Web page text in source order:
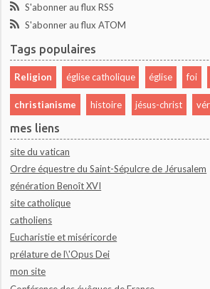
S'abonner au flux RSS
S'abonner au flux ATOM
Tags populaires
Religion église catholique église foi
christianisme histoire jésus-christ
mes liens
site du vatican
Ordre équestre du Saint-Sépulcre de Jérusalem
génération Benoît XVI
site catholique
catholiens
Eucharistie et miséricorde
prélature de l\'Opus Dei
mon site